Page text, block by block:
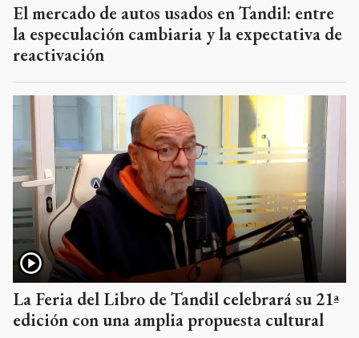
El mercado de autos usados en Tandil: entre
la especulación cambiaria y la expectativa de
reactivación
La Feria del Libro de Tandil celebrará su 21ª
edición con una amplia propuesta cultural